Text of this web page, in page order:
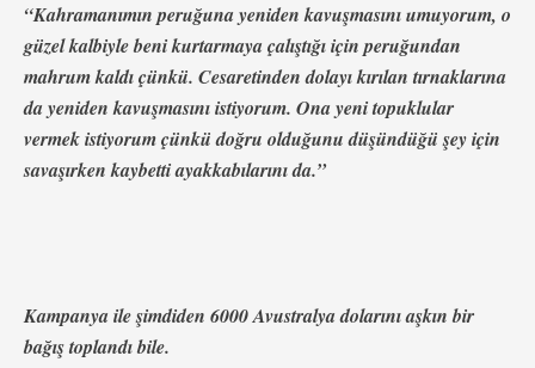
“Kahramanımın peruğuna yeniden kavuşmasını umuyorum, o
güzel kalbiyle beni kurtarmaya çalıştığı için peruğundan
mahrum kaldı çünkü. Cesaretinden dolayı kırılan tırnaklarına
da yeniden kavuşmasını istiyorum. Ona yeni topuklular
vermek istiyorum çünkü doğru olduğunu düşündüğü şey için
savaşırken kaybetti ayakkabılarını da.”
Kampanya ile şimdiden 6000 Avustralya dolarını aşkın bir
bağış toplandı bile.